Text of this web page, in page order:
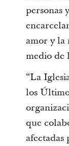
personas
amor y la
medio de
“La
los
que
afectadas